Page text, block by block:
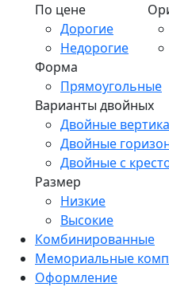
По цене
Дорогие
Недорогие
Форма
Прямоугольные
Варианты двойных
Двойные
Двойные
Двойные с
Размер
Низкие
Высокие
Комбинированные
Мемориальные
Оформление